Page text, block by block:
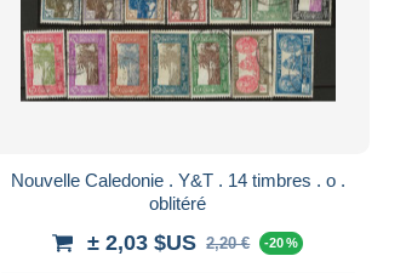
Nouvelle Caledonie . Y&T . 14 timbres . o .
oblitéré
± 2,03 $US 2,20 € -20 %